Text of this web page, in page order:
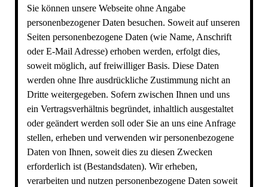
Sie können unsere Webseite ohne Angabe
personenbezogener Daten besuchen. Soweit auf unseren
Seiten personenbezogene Daten (wie Name, Anschrift
oder E-Mail Adresse) erhoben werden, erfolgt dies,
soweit möglich, auf freiwilliger Basis. Diese Daten
werden ohne Ihre ausdrückliche Zustimmung nicht an
Dritte weitergegeben. Sofern zwischen Ihnen und uns
ein Vertragsverhältnis begründet, inhaltlich ausgestaltet
oder geändert werden soll oder Sie an uns eine Anfrage
stellen, erheben und verwenden wir personenbezogene
Daten von Ihnen, soweit dies zu diesen Zwecken
erforderlich ist (Bestandsdaten). Wir erheben,
verarbeiten und nutzen personenbezogene Daten soweit